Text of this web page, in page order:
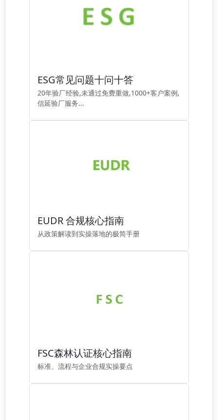
ESG常见问题十问十答
20年验厂经验,未通过免费重做,1000+客户案例,
信延验厂服务...
EUDR 合规核心指南
从政策解读到实操落地的极简手册
FSC森林认证核心指南
标准、流程与企业合规实操要点